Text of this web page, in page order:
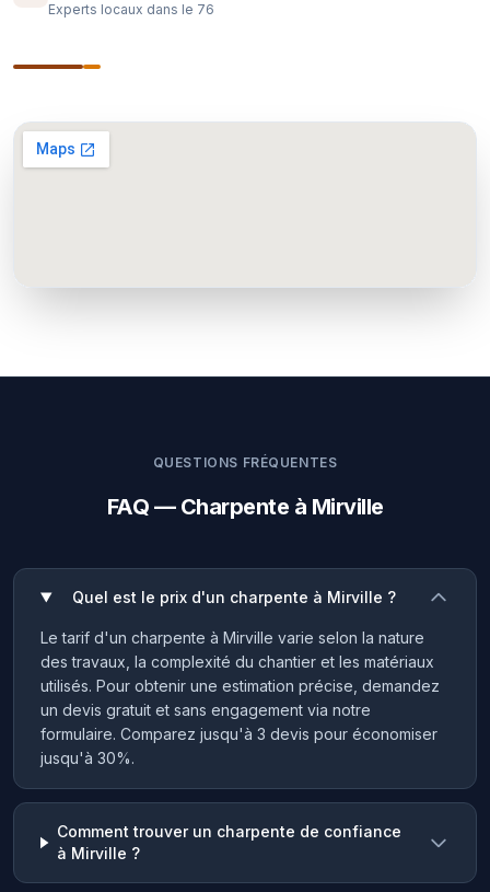
Experts locaux dans le 76
QUESTIONS FRÉQUENTES
FAQ — Charpente à Mirville
Quel est le prix d'un charpente à Mirville ?
Le tarif d'un charpente à Mirville varie selon la nature
des travaux, la complexité du chantier et les matériaux
utilisés. Pour obtenir une estimation précise, demandez
un devis gratuit et sans engagement via notre
formulaire. Comparez jusqu'à 3 devis pour économiser
jusqu'à 30%.
Comment trouver un charpente de confiance
à Mirville ?